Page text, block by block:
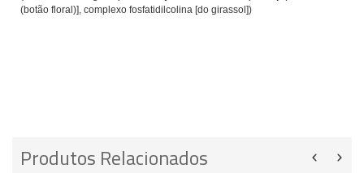
(botão floral)], complexo fosfatidilcolina [do girassol])
Produtos Relacionados